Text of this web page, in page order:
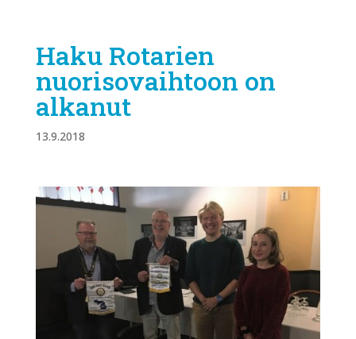
Haku Rotarien
nuorisovaihtoon on
alkanut
13.9.2018